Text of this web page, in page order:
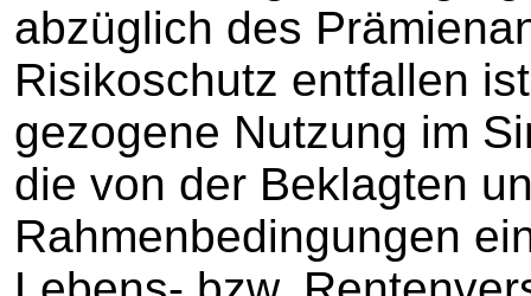
abzüglich des
Risikoschutz entfallen
gezogene Nutzung im
die von der Beklagten
Rahmenbedingungen